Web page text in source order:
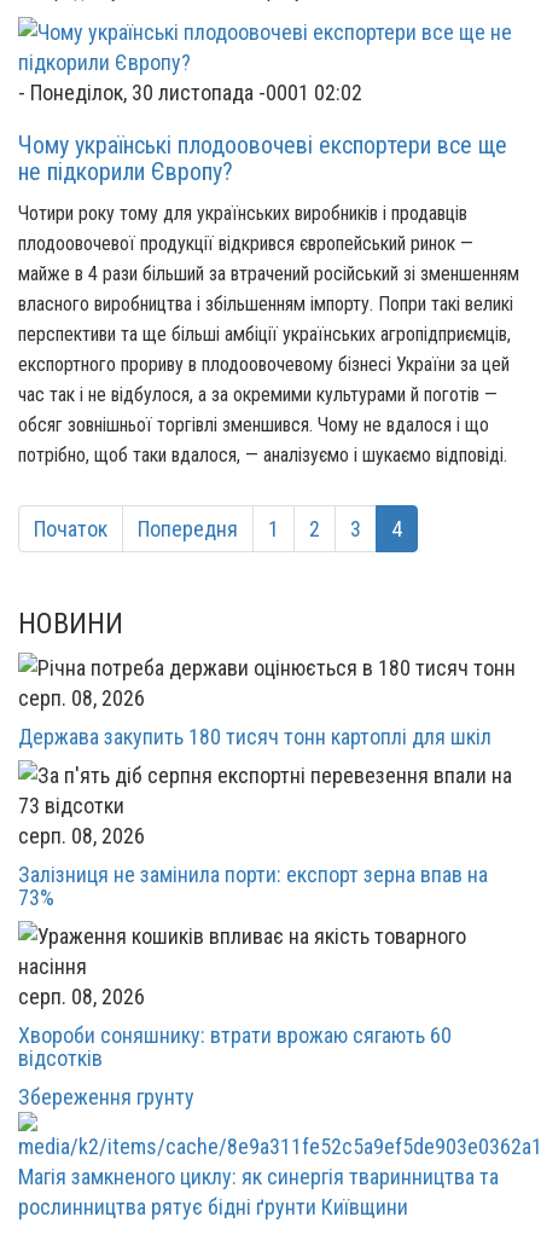
- Понеділок, 30 листопада -0001 02:02
Чому українські плодоовочеві експортери все ще
не підкорили Європу?
Чотири року тому для українських виробників і продавців
плодоовочевої продукції відкрився європейський ринок —
майже в 4 рази більший за втрачений російський зі зменшенням
власного виробництва і збільшенням імпорту. Попри такі великі
перспективи та ще більші амбіції українських агропідприємців,
експортного прориву в плодоовочевому бізнесі України за цей
час так і не відбулося, а за окремими культурами й поготів —
обсяг зовнішньої торгівлі зменшився. Чому не вдалося і що
потрібно, щоб таки вдалося, — аналізуємо і шукаємо відповіді.
Початок Попередня 1 2 3 4
НОВИНИ
серп. 08, 2026
Держава закупить 180 тисяч тонн картоплі для шкіл
серп. 08, 2026
Залізниця не замінила порти: експорт зерна впав на
73%
серп. 08, 2026
Хвороби соняшнику: втрати врожаю сягають 60
відсотків
Збереження грунту
Магія замкненого циклу: як синергія тваринництва та
рослинництва рятує бідні ґрунти Київщини